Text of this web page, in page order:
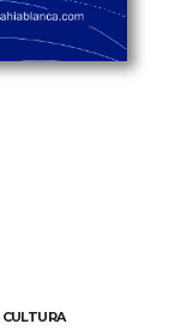
CULTURA